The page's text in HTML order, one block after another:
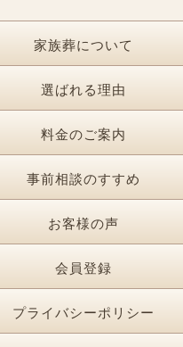
家族葬について
選ばれる理由
料金のご案内
事前相談のすすめ
お客様の声
会員登録
プライバシーポリシー